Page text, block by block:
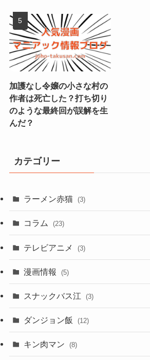
加護なし令嬢の小さな村の
作者は死亡した？打ち切り
のような最終回が誤解を生
んだ？
カテゴリー
ラーメン赤猫 (3)
コラム (23)
テレビアニメ (3)
漫画情報 (5)
スナックバス江 (3)
ダンジョン飯 (12)
キン肉マン (8)